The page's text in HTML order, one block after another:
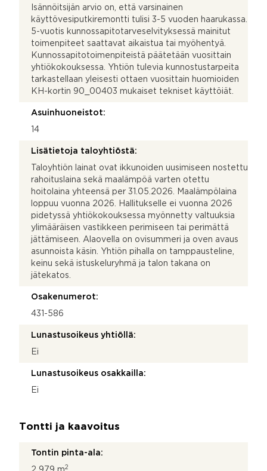
Isännöitsijän arvio on, että varsinainen
käyttövesiputkiremontti tulisi 3-5 vuoden haarukassa.
5-vuotis kunnossapitotarveselvityksessä mainitut
toimenpiteet saattavat aikaistua tai myöhentyä.
Kunnossapitotoimenpiteistä päätetään vuosittain
yhtiökokouksessa. Yhtiön tulevia kunnostustarpeita
tarkastellaan yleisesti ottaen vuosittain huomioiden
KH-kortin 90_00403 mukaiset tekniset käyttöiät.
Asuinhuoneistot:
14
Lisätietoja taloyhtiöstä:
Taloyhtiön lainat ovat ikkunoiden uusimiseen nostettu
rahoituslaina sekä maalämpöä varten otettu
hoitolaina yhteensä per 31.05.2026. Maalämpölaina
loppuu vuonna 2026. Hallitukselle ei vuonna 2026
pidetyssä yhtiökokouksessa myönnetty valtuuksia
ylimääräisen vastikkeen perimiseen tai perimättä
jättämiseen. Alaovella on ovisummeri ja oven avaus
asunnoista käsin. Yhtiön pihalla on tamppausteline,
keinu sekä istuskeluryhmä ja talon takana on
jätekatos.
Osakenumerot:
431-586
Lunastusoikeus yhtiöllä:
Ei
Lunastusoikeus osakkailla:
Ei
Tontti ja kaavoitus
Tontin pinta-ala:
2